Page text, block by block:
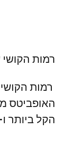
רמות הקושי
רמות
הקל ביותר ו-5 הוא המתקדם